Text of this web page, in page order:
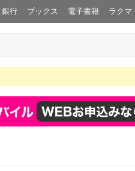
銀行 ブックス 電子書籍 ラクマ